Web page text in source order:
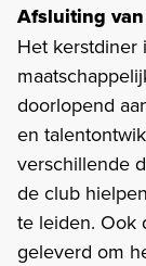
Afsluiting
Het kerstdiner
doorlopend
en
verschillende
de club
te leiden. Ook
geleverd om